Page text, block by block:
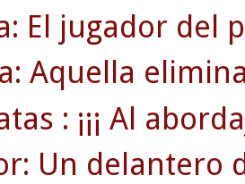
El jugador del
Aquella
: ¡¡¡ Al
Un delantero